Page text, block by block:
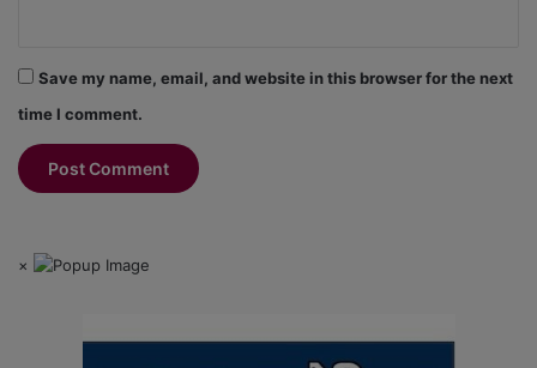
Save my name, email, and website in this browser for the next
time I comment.
×